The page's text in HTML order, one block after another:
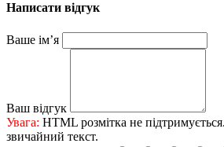
Написати відгук
Ваше ім’я
Ваш відгук
Увага: HTML розмітка не
звичайний текст.